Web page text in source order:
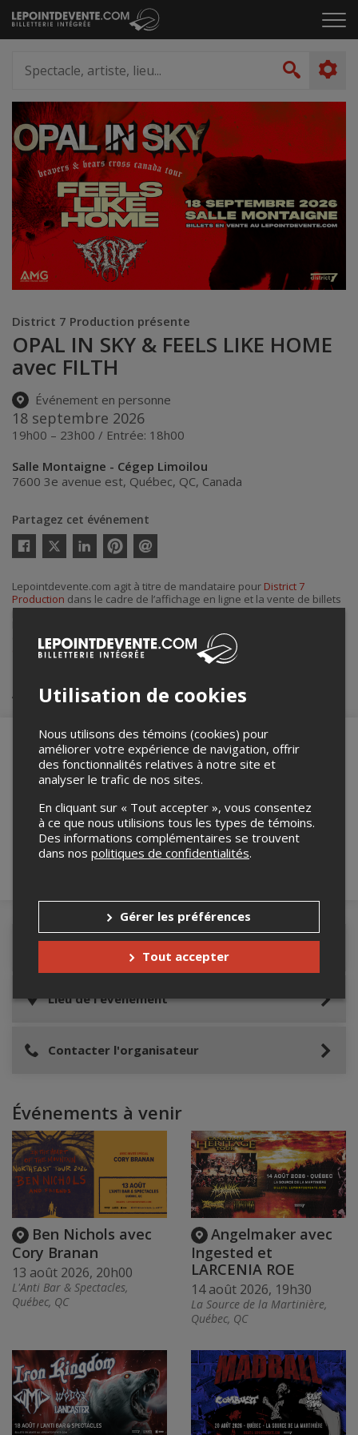
Passer
au
le
artiste,
lieu...
District 7 Production présente
OPAL IN SKY & FEELS LIKE HOME
avec FILTH
Événement en personne
18 septembre 2026
19h00 – 23h00 / Entrée: 18h00
Salle Montaigne - Cégep Limoilou
7600 3e avenue est, Québec, QC, Canada
Partagez cet événement
Twitter
courriel
Lepointdevente.com agit à titre de mandataire pour District 7
Production dans le cadre de l’affichage en ligne et la vente de billets
pour ses événements.
contacter l’organisateur de l’événement,District 7 Production
district7prod@gmail.com.
Achat de billets
Merci de confirmer que vous n'êtes pas un
Lieu de l'événement
Contacter l'organisateur
Événements à venir
Ben Nichols avec
Cory Branan
13 août 2026, 20h00
L'Anti Bar & Spectacles,
Québec, QC
Angelmaker avec
Ingested et
LARCENIA ROE
14 août 2026, 19h30
La Source de la Martinière,
Québec, QC
Utilisation de cookies
Nous utilisons des témoins (cookies) pour
améliorer votre expérience de navigation, offrir
des fonctionnalités relatives à notre site et
analyser le trafic de nos sites.
En cliquant sur « Tout accepter », vous consentez
à ce que nous utilisions tous les types de témoins.
Des informations complémentaires se trouvent
dans nos politiques de confidentialités.
Gérer les préférences
Tout accepter